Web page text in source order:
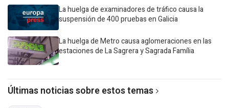
La huelga de examinadores de tráfico causa la
suspensión de 400 pruebas en Galicia
La huelga de Metro causa aglomeraciones en las
estaciones de La Sagrera y Sagrada Família
Últimas noticias sobre estos temas